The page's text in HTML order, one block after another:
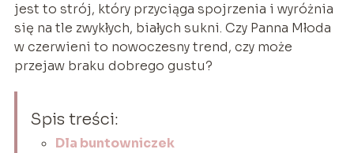
jest to strój, który przyciąga spojrzenia i wyróżnia
się na tle zwykłych, białych sukni. Czy Panna Młoda
w czerwieni to nowoczesny trend, czy może
przejaw braku dobrego gustu?
Spis treści:
Dla buntowniczek